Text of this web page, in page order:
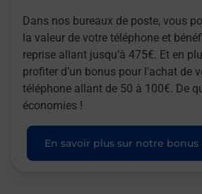
Dans nos bureaux de poste, vous
la valeur de votre téléphone et
reprise allant jusqu’à 475€. Et en
profiter d’un bonus pour l’achat de
téléphone allant de 50 à 100€. De
économies !
En savoir plus sur notre bonus